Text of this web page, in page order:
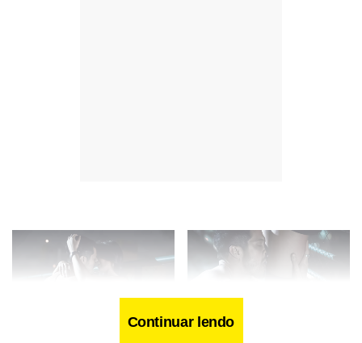
Continuar lendo